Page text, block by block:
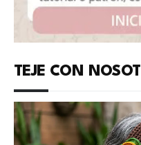
TEJE CON